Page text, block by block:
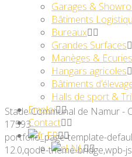
Garages &
Bâtiments
Bureaux
Grandes Surfaces
Manèges & Ecuries
Hangars agricoles
Bâtiments
Halls de sport &
Emploi
Contact
FR
NL
Stade Communal de Namur -
17593
portfolio_page-template-
12.0,qode-theme-bridge,wpb-